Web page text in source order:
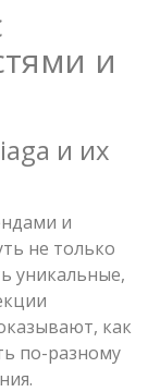
и
и их
и
не только
уникальные,
как
по-разному